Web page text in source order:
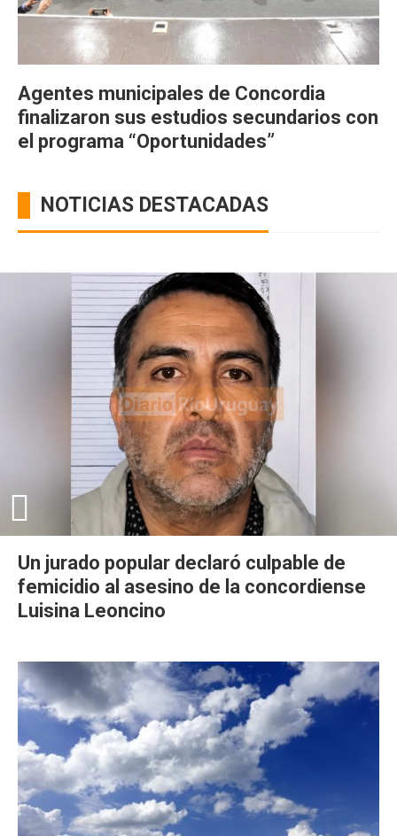
Agentes municipales de Concordia
finalizaron sus estudios secundarios con
el programa “Oportunidades”
NOTICIAS DESTACADAS
Un jurado popular declaró culpable de
femicidio al asesino de la concordiense
Luisina Leoncino